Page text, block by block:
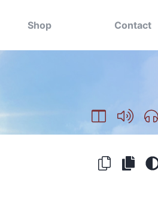
Shop Contact